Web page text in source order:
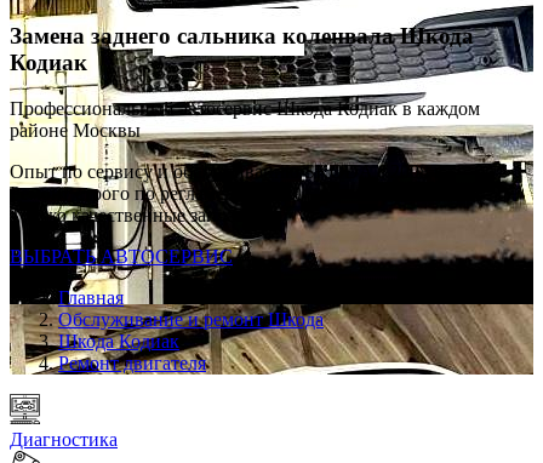
Замена заднего сальника коленвалаШкода
Кодиак
Профессиональный автосервис Шкода Кодиак в каждом
районе Москвы
Опыт по сервису и обслуживанию SKODA с 2008 г
Ремонт строго по регламенту VAG
Только качественные запчасти
ВЫБРАТЬ АВТОСЕРВИС
Главная
Обслуживание и ремонт Шкода
Шкода Кодиак
Ремонт двигателя
Диагностика